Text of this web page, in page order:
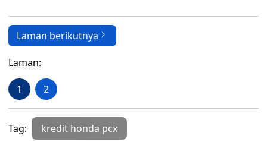
Laman berikutnya
Laman:
1 2
Tag: kredit honda pcx